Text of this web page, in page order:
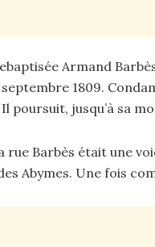
Armand
1809.
Il poursuit, jusqu’à sa
rue Barbès était une
Abymes. Une fois